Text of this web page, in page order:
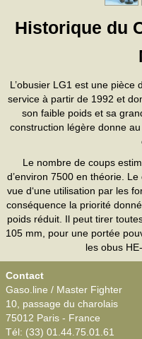
Historique du
L’obusier LG1 est une pièce
service à partir de 1992 et
son faible poids et sa
construction légère donne
Le nombre de coups
d’environ 7500 en théorie.
vue d‘une utilisation par les
conséquence la priorité
poids réduit. Il peut tirer
105 mm, pour une portée
les obus
Contact
Gaso.line / Master Fighter
10, passage du charolais
75012 Paris - France
Tél: (33) 01.44.75.01.61